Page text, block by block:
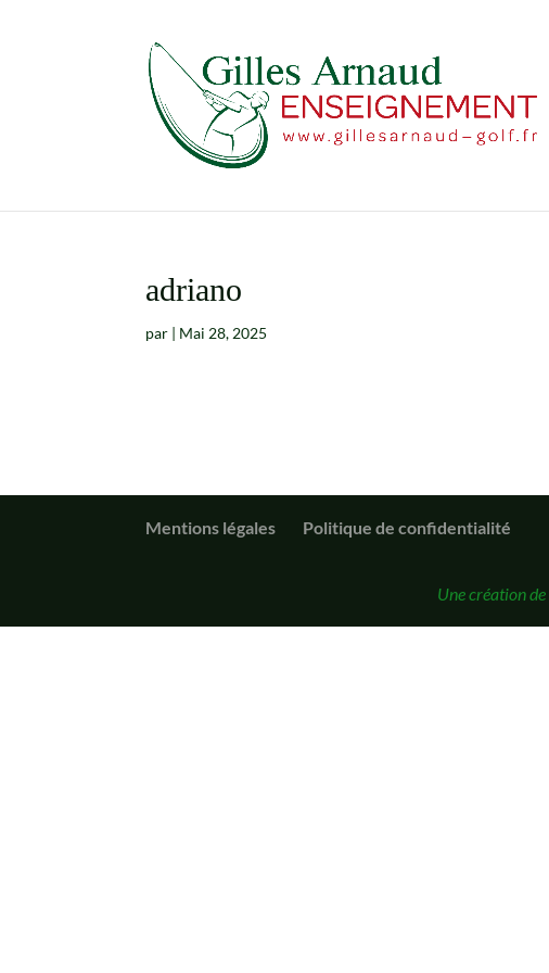
adriano
par | Mai 28, 2025
Mentions légales Politique de confidentialité
Une création de